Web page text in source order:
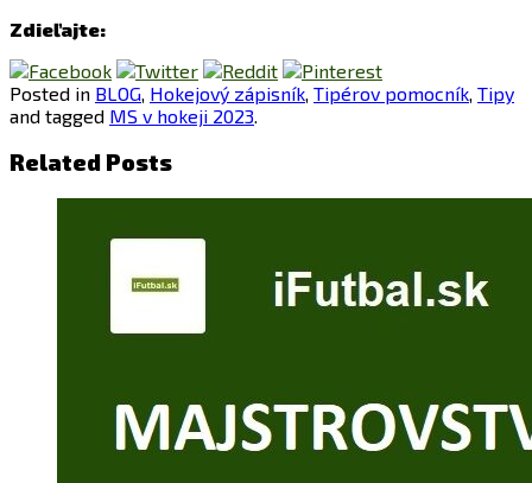
Zdieľajte:
Posted in BLOG Hokejový zápisník Tipérov pomocník Tipy
and tagged MS v hokeji 2023
Related Posts